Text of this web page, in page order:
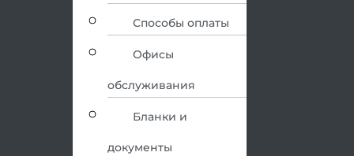
Способы оплаты
Офисы
обслуживания
Бланки и
документы